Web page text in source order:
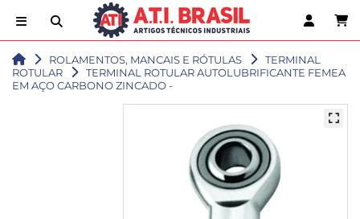
ROLAMENTOS, MANCAIS E RÓTULAS
TERMINAL
ROTULAR
TERMINAL ROTULAR AUTOLUBRIFICANTE FEMEA
EM AÇO CARBONO ZINCADO -